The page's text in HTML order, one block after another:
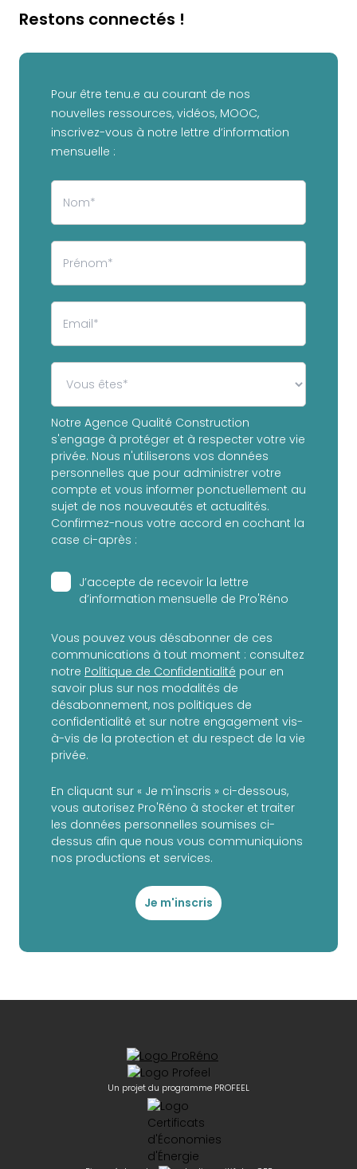
Restons connectés !
Pour être tenu.e au courant de nos
nouvelles ressources, vidéos, MOOC,
inscrivez-vous à notre lettre d’information
mensuelle :
Notre Agence Qualité Construction
s'engage à protéger et à respecter votre vie
privée. Nous n'utiliserons vos données
personnelles que pour administrer votre
compte et vous informer ponctuellement au
sujet de nos nouveautés et actualités.
Confirmez-nous votre accord en cochant la
case ci-après :
J’accepte de recevoir la lettre
d’information mensuelle de Pro'Réno
Vous pouvez vous désabonner de ces
communications à tout moment : consultez
notre Politique de Confidentialité pour en
savoir plus sur nos modalités de
désabonnement, nos politiques de
confidentialité et sur notre engagement vis-
à-vis de la protection et du respect de la vie
privée.
En cliquant sur « Je m'inscris » ci-dessous,
vous autorisez Pro'Réno à stocker et traiter
les données personnelles soumises ci-
dessus afin que nous vous communiquions
nos productions et services.
Je m'inscris
Un projet du programme PROFEEL